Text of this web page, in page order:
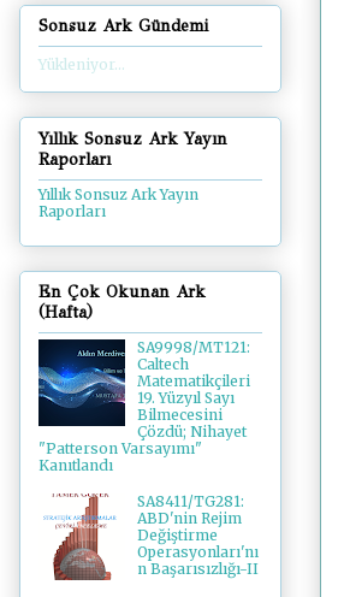
Sonsuz Ark Gündemi
Yükleniyor...
Yıllık Sonsuz Ark Yayın
Raporları
Yıllık Sonsuz Ark Yayın
Raporları
En Çok Okunan Ark
(Hafta)
SA9998/MT121:
Caltech
Matematikçileri
19. Yüzyıl Sayı
Bilmecesini
Çözdü; Nihayet
"Patterson Varsayımı"
Kanıtlandı
SA8411/TG281:
ABD'nin Rejim
Değiştirme
Operasyonları'nı
n Başarısızlığı-II